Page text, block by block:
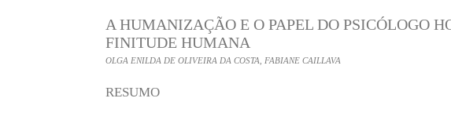
A HUMANIZAÇÃO E O PAPEL DO PSICÓLOGO
FINITUDE HUMANA
OLGA ENILDA DE OLIVEIRA DA COSTA, FABIANE CAILLAVA
RESUMO